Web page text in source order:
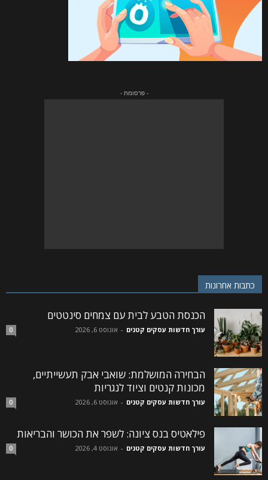
- פרסומת -
כתבות אחרונות
הכנסת הטבע לבית עם צמחים סינטטים
עורך חדשות עסקים קטנים - אוגוסט 6, 2026 0
הבחירה המושלמת: שואבי אבק תעשייתיים,
מכונות קנטים וציוד לנגריות
עורך חדשות עסקים קטנים - אוגוסט 6, 2026 0
פילאטיס בנס ציונה: לשפר את הכושר והבריאות
עורך חדשות עסקים קטנים - אוגוסט 4, 2026 0